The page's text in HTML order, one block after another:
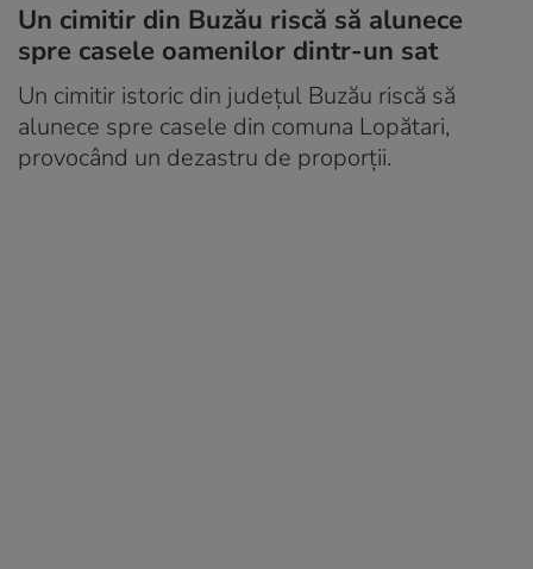
Un cimitir din Buzău riscă să alunece
spre casele oamenilor dintr-un sat
Un cimitir istoric din județul Buzău riscă să
alunece spre casele din comuna Lopătari,
provocând un dezastru de proporții.